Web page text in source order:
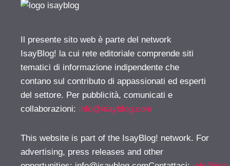
Il presente sito web è parte del network
IsayBlog! la cui rete editoriale comprende siti
tematici di informazione indipendente che
contano sul contributo di appassionati ed esperti
del settore. Per pubblicità, comunicati e
collaborazioni: info@isayblog.com
This website is part of the IsayBlog! network. For
advertising, press releases and other